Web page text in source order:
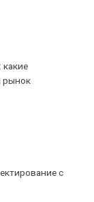
рынок
с